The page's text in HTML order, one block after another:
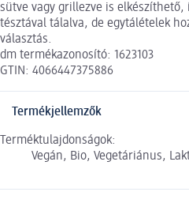
sütve vagy grillezve is elkészíthető,
tésztával tálalva, de egytálételek
választás.
dm termékazonosító: 1623103
GTIN: 4066447375886
Termékjellemzők
Terméktulajdonságok:
Vegán, Bio, Vegetáriánus,